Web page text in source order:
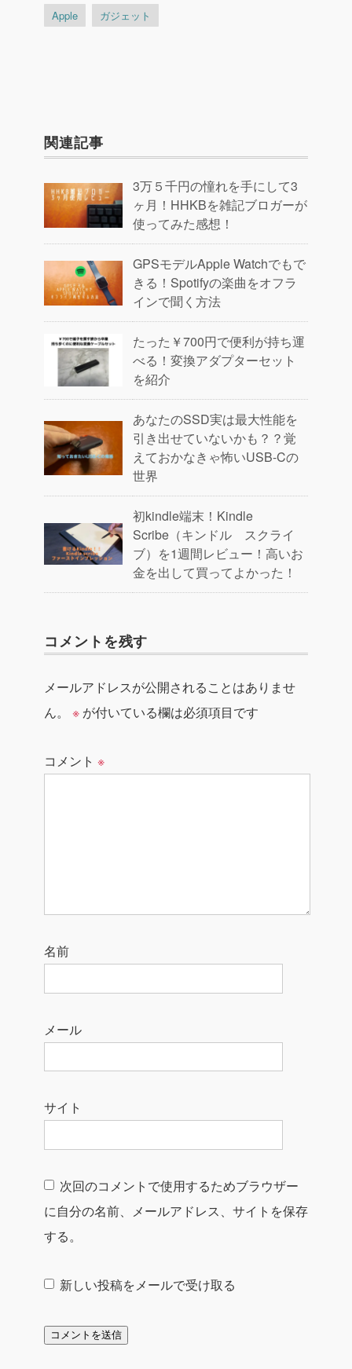
Apple ガジェット
関連記事
3万５千円の憧れを手にして3
ヶ月！HHKBを雑記ブロガーが
使ってみた感想！
GPSモデルApple Watchでもで
きる！Spotifyの楽曲をオフラ
インで聞く方法
たった￥700円で便利が持ち運
べる！変換アダプターセット
を紹介
あなたのSSD実は最大性能を
引き出せていないかも？？覚
えておかなきゃ怖いUSB-Cの
世界
初kindle端末！Kindle
Scribe（キンドル スクライ
ブ）を1週間レビュー！高いお
金を出して買ってよかった！
コメントを残す
メールアドレスが公開されることはありませ
ん。
※ が付いている欄は必須項目です
コメント ※
名前
メール
サイト
次回のコメントで使用するためブラウザー
に自分の名前、メールアドレス、サイトを保存
する。
新しい投稿をメールで受け取る